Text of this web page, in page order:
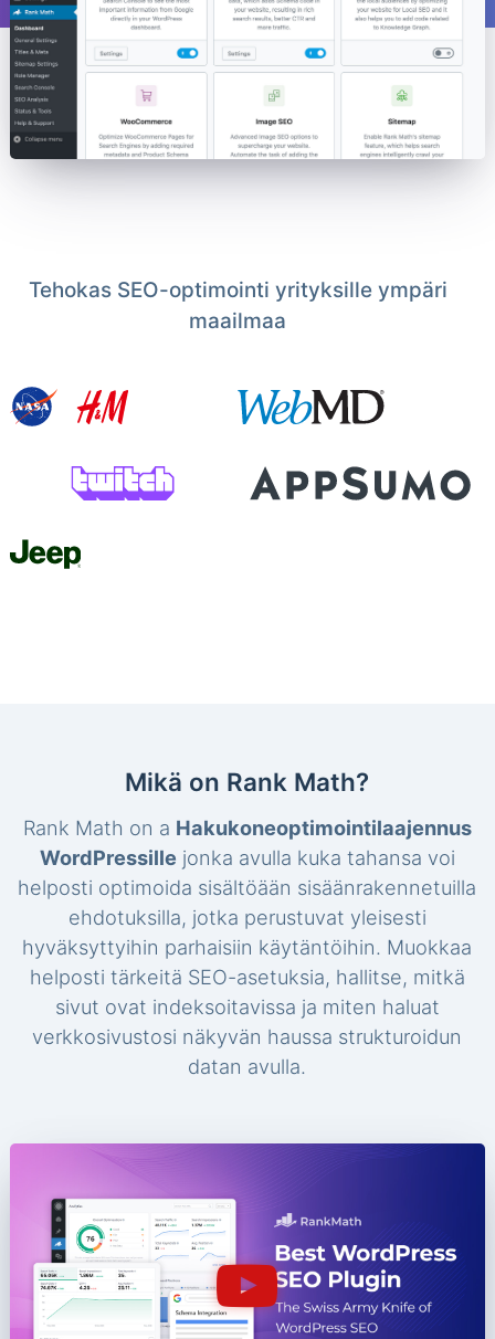
Tehokas SEO-optimointi yrityksille ympäri
maailmaa
Mikä on Rank Math?
Rank Math on a Hakukoneoptimointilaajennus
WordPressille jonka avulla kuka tahansa voi
helposti optimoida sisältöään sisäänrakennetuilla
ehdotuksilla, jotka perustuvat yleisesti
hyväksyttyihin parhaisiin käytäntöihin. Muokkaa
helposti tärkeitä SEO-asetuksia, hallitse, mitkä
sivut ovat indeksoitavissa ja miten haluat
verkkosivustosi näkyvän haussa strukturoidun
datan avulla.